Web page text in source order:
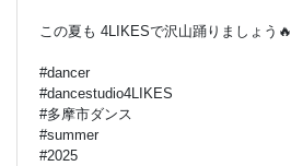
この夏も 4LIKESで沢山踊りましょう🔥
#dancer
#dancestudio4LIKES
#多摩市ダンス
#summer
#2025